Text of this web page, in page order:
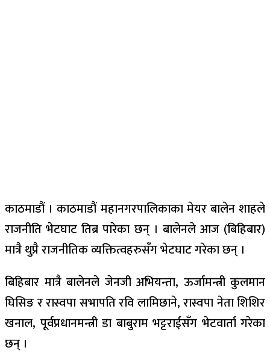
काठमाडौं । काठमाडौं महानगरपालिकाका मेयर बालेन शाहले
राजनीति भेटघाट तिब्र पारेका छन् । बालेनले आज (बिहिबार)
मात्रै थुप्रै राजनीतिक व्यक्तित्वहरुसँग भेटघाट गरेका छन् ।
बिहिबार मात्रै बालेनले जेनजी अभियन्ता, ऊर्जामन्त्री कुलमान
घिसिङ र रास्वपा सभापति रवि लामिछाने, रास्वपा नेता शिशिर
खनाल, पूर्वप्रधानमन्त्री डा बाबुराम भट्टराईसँग भेटवार्ता गरेका
छन् ।